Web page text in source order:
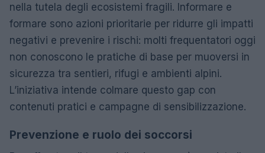
nella tutela degli ecosistemi fragili. Informare e
formare sono azioni prioritarie per ridurre gli impatti
negativi e prevenire i rischi: molti frequentatori oggi
non conoscono le pratiche di base per muoversi in
sicurezza tra sentieri, rifugi e ambienti alpini.
L’iniziativa intende colmare questo gap con
contenuti pratici e campagne di sensibilizzazione.
Prevenzione e ruolo dei soccorsi